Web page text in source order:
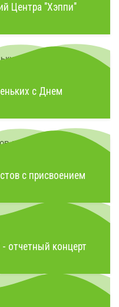
Центра "Хэппи"
с Днем
с присвоением
отчетный концерт